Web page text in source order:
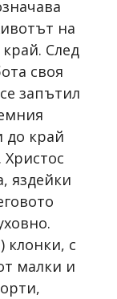
на
След
своя
запътил
до край
Христос
яздейки
клонки, с
малки и